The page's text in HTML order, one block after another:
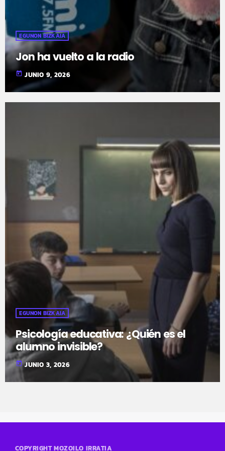
EGUNON BIZKAIA
Jon ha vuelto a la radio
today JUNIO 9, 2026
EGUNON BIZKAIA
Psicología educativa: ¿Quién es el
alumno invisible?
today JUNIO 3, 2026
COPYRIGHT MOZOILO IRRATIA